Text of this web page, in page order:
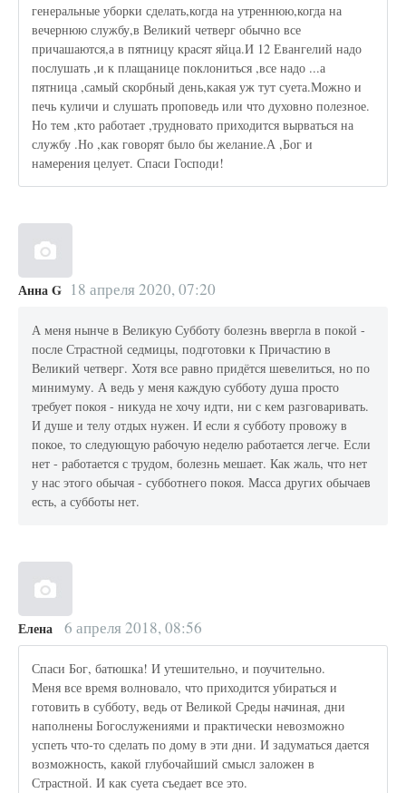
генеральные уборки сделать,когда на утреннюю,когда на
вечернюю службу,в Великий четверг обычно все
причашаются,а в пятницу красят яйца.И 12 Евангелий надо
послушать ,и к плащанице поклониться ,все надо ...а
пятница ,самый скорбный день,какая уж тут суета.Можно и
печь куличи и слушать проповедь или что духовно полезное.
Но тем ,кто работает ,трудновато приходится вырваться на
службу .Но ,как говорят было бы желание.А ,Бог и
намерения целует. Спаси Господи!
Анна G 18 апреля 2020, 07:20
А меня нынче в Великую Субботу болезнь ввергла в покой -
после Страстной седмицы, подготовки к Причастию в
Великий четверг. Хотя все равно придётся шевелиться, но по
минимуму. А ведь у меня каждую субботу душа просто
требует покоя - никуда не хочу идти, ни с кем разговаривать.
И душе и телу отдых нужен. И если я субботу провожу в
покое, то следующую рабочую неделю работается легче. Если
нет - работается с трудом, болезнь мешает. Как жаль, что нет
у нас этого обычая - субботнего покоя. Масса других обычаев
есть, а субботы нет.
Елена 6 апреля 2018, 08:56
Спаси Бог, батюшка! И утешительно, и поучительно.
Меня все время волновало, что приходится убираться и
готовить в субботу, ведь от Великой Среды начиная, дни
наполнены Богослужениями и практически невозможно
успеть что-то сделать по дому в эти дни. И задуматься дается
возможность, какой глубочайший смысл заложен в
Страстной. И как суета съедает все это.